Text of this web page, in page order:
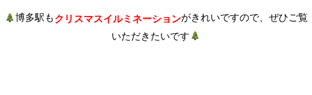
博多駅もクリスマスイルミネーションがきれいですので、ぜひご覧
いただきたいです